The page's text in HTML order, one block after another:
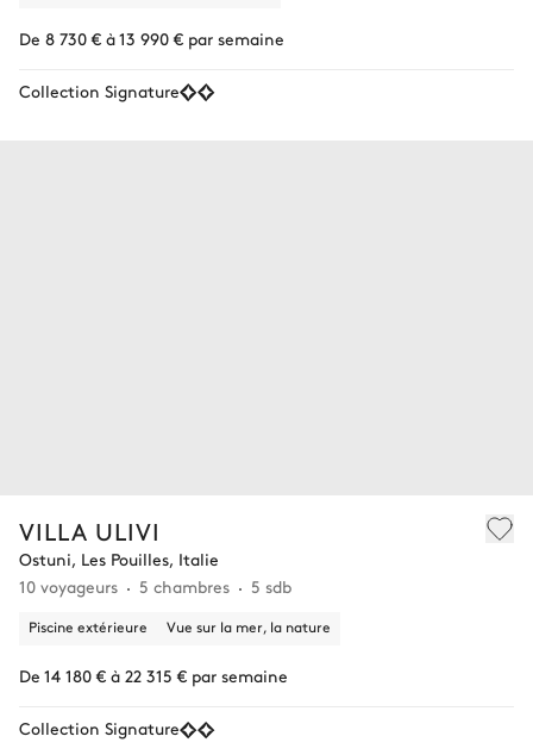
De 8 730 € à 13 990 € par semaine
Collection Signature
VILLA ULIVI
Ostuni, Les Pouilles, Italie
10 voyageurs
5 chambres 5 sdb
Piscine extérieure Vue sur la mer, la nature
De 14 180 € à 22 315 € par semaine
Collection Signature